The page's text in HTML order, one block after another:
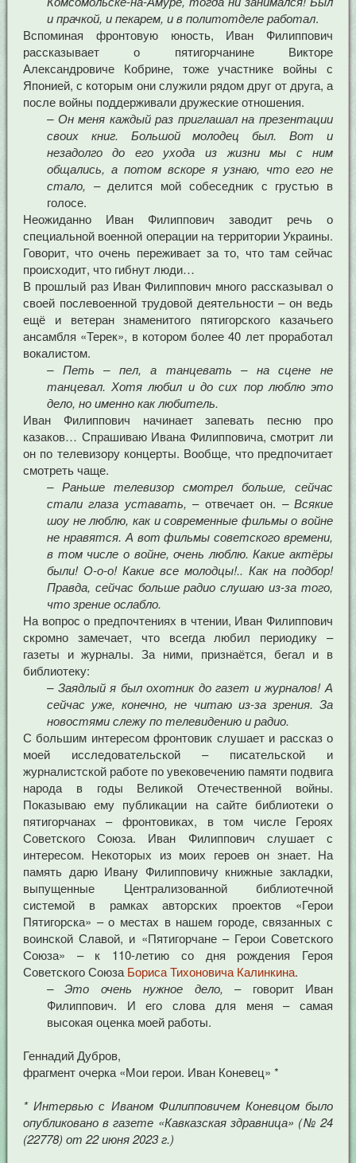
и прачкой, и пекарем, и в политотделе работал.
Вспоминая фронтовую юность, Иван Филиппович
рассказывает о пятигорчанине Викторе
Александровиче Кобрине, тоже участнике войны с
Японией, с которым они служили рядом друг от друга, а
после войны поддерживали дружеские отношения.
– Он меня каждый раз приглашал на презентации
своих книг. Большой молодец был. Вот и
незадолго до его ухода из жизни мы с ним
общались, а потом вскоре я узнаю, что его не
стало, – делится мой собеседник с грустью в
голосе.
Неожиданно Иван Филиппович заводит речь о
специальной военной операции на территории Украины.
Говорит, что очень переживает за то, что там сейчас
происходит, что гибнут люди…
В прошлый раз Иван Филиппович много рассказывал о
своей послевоенной трудовой деятельности – он ведь
ещё и ветеран знаменитого пятигорского казачьего
ансамбля «Терек», в котором более 40 лет проработал
вокалистом.
– Петь – пел, а танцевать – на сцене не
танцевал. Хотя любил и до сих пор люблю это
дело, но именно как любитель.
Иван Филиппович начинает запевать песню про
казаков… Спрашиваю Ивана Филипповича, смотрит ли
он по телевизору концерты. Вообще, что предпочитает
смотреть чаще.
– Раньше телевизор смотрел больше, сейчас
стали глаза уставать, – отвечает он. – Всякие
шоу не люблю, как и современные фильмы о войне
не нравятся. А вот фильмы советского времени,
в том числе о войне, очень люблю. Какие актёры
были! О-о-о! Какие все молодцы!.. Как на подбор!
Правда, сейчас больше радио слушаю из-за того,
что зрение ослабло.
На вопрос о предпочтениях в чтении, Иван Филиппович
скромно замечает, что всегда любил периодику –
газеты и журналы. За ними, признаётся, бегал и в
библиотеку:
– Заядлый я был охотник до газет и журналов! А
сейчас уже, конечно, не читаю из-за зрения. За
новостями слежу по телевидению и радио.
С большим интересом фронтовик слушает и рассказ о
моей исследовательской – писательской и
журналистской работе по увековечению памяти подвига
народа в годы Великой Отечественной войны.
Показываю ему публикации на сайте библиотеки о
пятигорчанах – фронтовиках, в том числе Героях
Советского Союза. Иван Филиппович слушает с
интересом. Некоторых из моих героев он знает. На
память дарю Ивану Филипповичу книжные закладки,
выпущенные Централизованной библиотечной
системой в рамках авторских проектов «Герои
Пятигорска» – о местах в нашем городе, связанных с
воинской Славой, и «Пятигорчане – Герои Советского
Союза» – к 110-летию со дня рождения Героя
Советского Союза Бориса Тихоновича Калинкина.
– Это очень нужное дело, – говорит Иван
Филиппович. И его слова для меня – самая
высокая оценка моей работы.
Геннадий Дубров,
фрагмент очерка «Мои герои. Иван Коневец» *
* Интервью с Иваном Филипповичем Коневцом было
опубликовано в газете «Кавказская здравница» (№ 24
(22778) от 22 июня 2023 г.)